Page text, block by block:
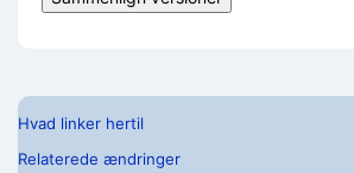
Hvad linker hertil
Relaterede ændringer